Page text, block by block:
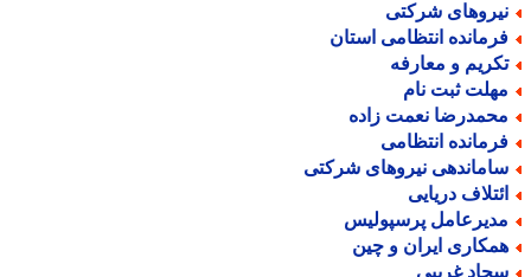
شرکتی
انتظامی استان
و معارفه
ثبت نام
نعمت زاده
انتظامی
نیروهای شرکتی
دریایی
پرسپولیس
ایران و چین
غریبی